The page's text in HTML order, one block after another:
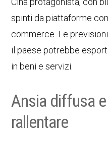
spinti da piattaforme
commerce. Le
il paese potrebbe
in beni e servizi.
Ansia diffusa
rallentare